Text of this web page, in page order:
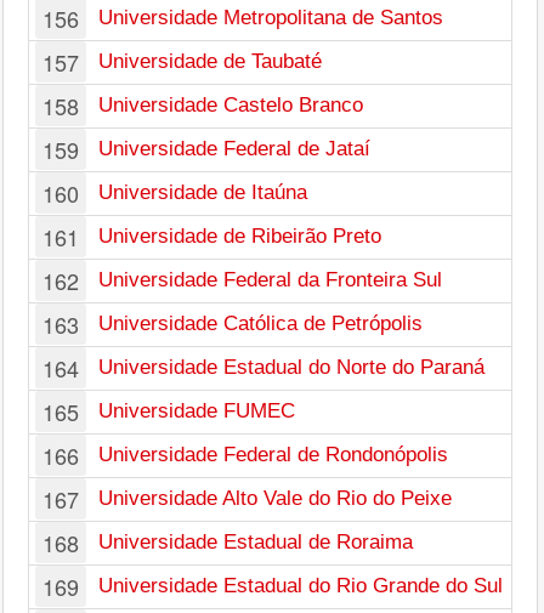
156 Universidade Metropolitana de Santos
157 Universidade de Taubaté
158 Universidade Castelo Branco
159 Universidade Federal de Jataí
160 Universidade de Itaúna
161 Universidade de Ribeirão Preto
162 Universidade Federal da Fronteira Sul
163 Universidade Católica de Petrópolis
164 Universidade Estadual do Norte do Paraná
165 Universidade FUMEC
166 Universidade Federal de Rondonópolis
167 Universidade Alto Vale do Rio do Peixe
168 Universidade Estadual de Roraima
169 Universidade Estadual do Rio Grande do Sul